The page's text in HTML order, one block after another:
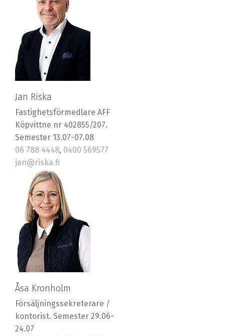
Jan Riska
Fastighetsförmedlare AFF
Köpvittne nr 402855/207.
Semester 13.07-07.08
06 788 4448, 0400 569577
jan@riska.fi
Åsa Kronholm
Försäljningssekreterare /
kontorist. Semester 29.06-
24.07